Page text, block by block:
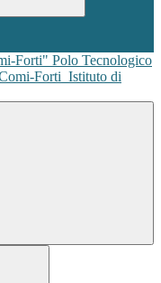
Polo Tecnologico
Forti Istituto di